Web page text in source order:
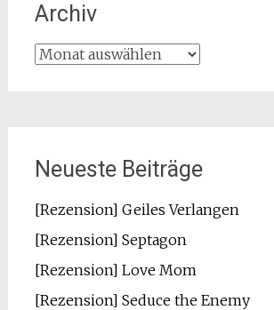
Archiv
Archiv
Neueste Beiträge
[Rezension] Geiles Verlangen
[Rezension] Septagon
[Rezension] Love Mom
[Rezension] Seduce the Enemy